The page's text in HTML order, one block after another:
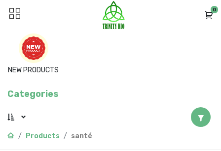
0
NEW PRODUCTS
Categories
Products santé